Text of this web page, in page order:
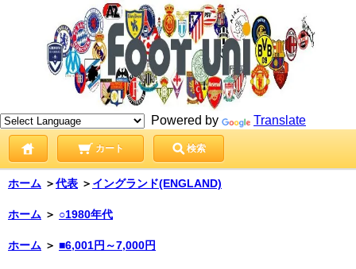
Powered by Translate
カート 検索
ホーム ＞代表 ＞ イングランド(ENGLAND)
ホーム ＞ ○1980年代
ホーム ＞ ■6,001円～7,000円